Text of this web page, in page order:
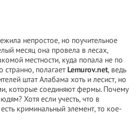
непростое, но поучительное
месяц она провела в лесах,
местности, куда попала не по
странно, полагает Lemurov.net, ведь
штат Алабама хоть и лесист, но
которые соединяют фермы. Почему
Хотя если учесть, что в
криминальный элемент, то кое-